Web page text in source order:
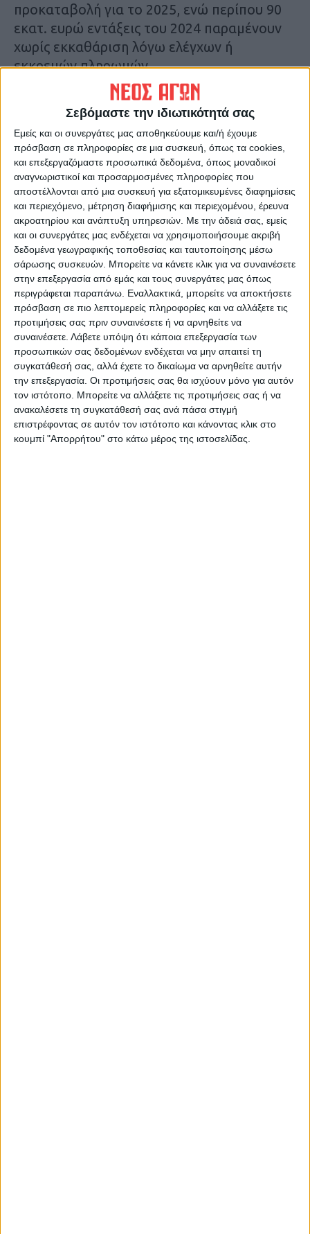
Σεβόμαστε την ιδιωτικότητά σας
Εμείς και οι συνεργάτες μας αποθηκεύουμε και/ή έχουμε
πρόσβαση σε πληροφορίες σε μια συσκευή, όπως τα cookies,
και επεξεργαζόμαστε προσωπικά δεδομένα, όπως μοναδικοί
αναγνωριστικοί και προσαρμοσμένες πληροφορίες που
αποστέλλονται από μια συσκευή για εξατομικευμένες διαφημίσεις
και περιεχόμενο, μέτρηση διαφήμισης και περιεχομένου, έρευνα
ακροατηρίου και ανάπτυξη υπηρεσιών. Με την άδειά σας, εμείς
και οι συνεργάτες μας ενδέχεται να χρησιμοποιήσουμε ακριβή
δεδομένα γεωγραφικής τοποθεσίας και ταυτοποίησης μέσω
σάρωσης συσκευών. Μπορείτε να κάνετε κλικ για να συναινέσετε
στην επεξεργασία από εμάς και τους συνεργάτες μας όπως
περιγράφεται παραπάνω. Εναλλακτικά, μπορείτε να αποκτήσετε
πρόσβαση σε πιο λεπτομερείς πληροφορίες και να αλλάξετε τις
προτιμήσεις σας πριν συναινέσετε ή να αρνηθείτε να
συναινέσετε. Λάβετε υπόψη ότι κάποια επεξεργασία των
προσωπικών σας δεδομένων ενδέχεται να μην απαιτεί τη
συγκατάθεσή σας, αλλά έχετε το δικαίωμα να αρνηθείτε αυτήν
την επεξεργασία. Οι προτιμήσεις σας θα ισχύουν μόνο για αυτόν
τον ιστότοπο. Μπορείτε να αλλάξετε τις προτιμήσεις σας ή να
ανακαλέσετε τη συγκατάθεσή σας ανά πάσα στιγμή
επιστρέφοντας σε αυτόν τον ιστότοπο και κάνοντας κλικ στο
κουμπί "Απορρήτου" στο κάτω μέρος της ιστοσελίδας.
προκαταβολή για το 2025, ενώ περίπου 90
εκατ. ευρώ εντάξεις του 2024 παραμένουν
χωρίς εκκαθάριση λόγω ελέγχων ή
εκκρεμών πληρωμών.
Παράλληλα, εκκρεμούν περίπου 5 εκατ.
ευρώ για τις Σπάνιες Φυλές, 4 εκατ. ευρώ
για το Κομφούζιο και υπόλοιπα στην
εξισωτική αποζημίωση 2025, όπου έχουν
ήδη καταβληθεί περίπου 195 εκατ. ευρώ.
Τελευταίες Ειδήσεις Σήμερα
Ακολούθησε την εφημερίδα ΝΕΟΣ
ΑΓΩΝ στο Google News!
Όλες οι εξελίξεις στην περιοχή της
Καρδίτσας και ευρύτερα της Θεσσαλίας
ΠΡΟΗΓΟΥΜΕΝΟ ΑΡΘΡΟ
Ενιαίο θεσσαλικό μέτωπο για
τη θεσμική θωράκιση των
Κέντρων Πρόληψης με
πρωτοβουλία της
Περιφέρειας
ΕΠΟΜΕΝΟ ΑΡΘΡΟ
Συνέδριο στους Σοφάδες για
την ιστορική κληρονομιά,
την ανάπτυξη, την
ορεινότητα και την αγροτική
παραγωγή